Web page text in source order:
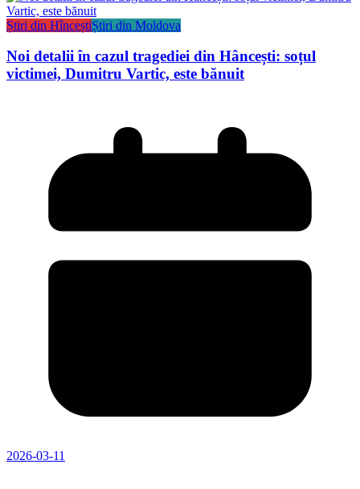
Știri din HînceștiȘtiri din Moldova
Noi detalii în cazul tragediei din Hâncești: soțul
victimei, Dumitru Vartic, este bănuit
2026-03-11